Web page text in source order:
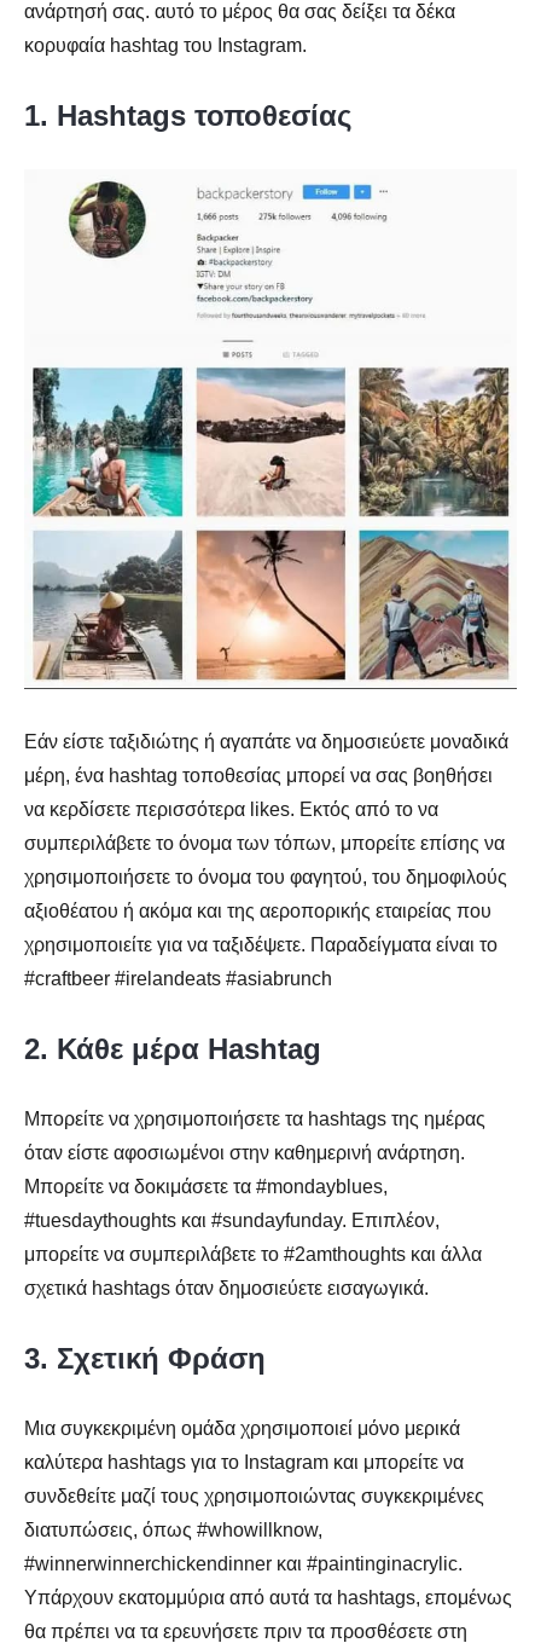
ανάρτησή σας. αυτό το μέρος θα σας δείξει τα δέκα
κορυφαία hashtag του Instagram.
1. Hashtags τοποθεσίας
Εάν είστε ταξιδιώτης ή αγαπάτε να δημοσιεύετε μοναδικά
μέρη, ένα hashtag τοποθεσίας μπορεί να σας βοηθήσει
να κερδίσετε περισσότερα likes. Εκτός από το να
συμπεριλάβετε το όνομα των τόπων, μπορείτε επίσης να
χρησιμοποιήσετε το όνομα του φαγητού, του δημοφιλούς
αξιοθέατου ή ακόμα και της αεροπορικής εταιρείας που
χρησιμοποιείτε για να ταξιδέψετε. Παραδείγματα είναι το
#craftbeer #irelandeats #asiabrunch
2. Κάθε μέρα Hashtag
Μπορείτε να χρησιμοποιήσετε τα hashtags της ημέρας
όταν είστε αφοσιωμένοι στην καθημερινή ανάρτηση.
Μπορείτε να δοκιμάσετε τα #mondayblues,
#tuesdaythoughts και #sundayfunday. Επιπλέον,
μπορείτε να συμπεριλάβετε το #2amthoughts και άλλα
σχετικά hashtags όταν δημοσιεύετε εισαγωγικά.
3. Σχετική Φράση
Μια συγκεκριμένη ομάδα χρησιμοποιεί μόνο μερικά
καλύτερα hashtags για το Instagram και μπορείτε να
συνδεθείτε μαζί τους χρησιμοποιώντας συγκεκριμένες
διατυπώσεις, όπως #whowillknow,
#winnerwinnerchickendinner και #paintinginacrylic.
Υπάρχουν εκατομμύρια από αυτά τα hashtags, επομένως
θα πρέπει να τα ερευνήσετε πριν τα προσθέσετε στη